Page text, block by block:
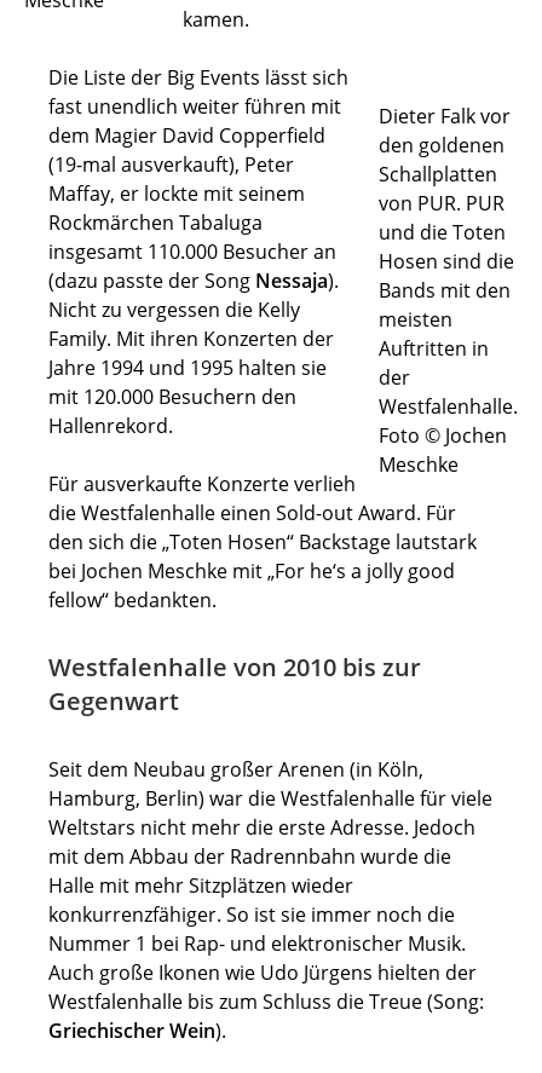
kamen.
Dieter Falk vor
den goldenen
Schallplatten
von PUR. PUR
und die Toten
Hosen sind die
Bands mit den
meisten
Auftritten in
der
Westfalenhalle.
Foto © Jochen
Meschke
Die Liste der Big Events lässt sich
fast unendlich weiter führen mit
dem Magier David Copperfield
(19-mal ausverkauft), Peter
Maffay, er lockte mit seinem
Rockmärchen Tabaluga
insgesamt 110.000 Besucher an
(dazu passte der Song Nessaja).
Nicht zu vergessen die Kelly
Family. Mit ihren Konzerten der
Jahre 1994 und 1995 halten sie
mit 120.000 Besuchern den
Hallenrekord.
Für ausverkaufte Konzerte verlieh
die Westfalenhalle einen Sold-out Award. Für
den sich die „Toten Hosen“ Backstage lautstark
bei Jochen Meschke mit „For he‘s a jolly good
fellow“ bedankten.
Westfalenhalle von 2010 bis zur
Gegenwart
Seit dem Neubau großer Arenen (in Köln,
Hamburg, Berlin) war die Westfalenhalle für viele
Weltstars nicht mehr die erste Adresse. Jedoch
mit dem Abbau der Radrennbahn wurde die
Halle mit mehr Sitzplätzen wieder
konkurrenzfähiger. So ist sie immer noch die
Nummer 1 bei Rap- und elektronischer Musik.
Auch große Ikonen wie Udo Jürgens hielten der
Westfalenhalle bis zum Schluss die Treue (Song:
Griechischer Wein).